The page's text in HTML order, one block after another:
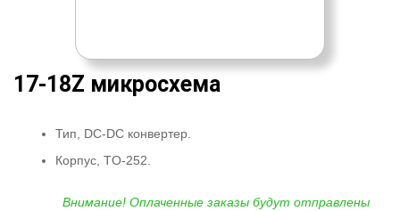
17-18Z микросхема
Тип, DC-DC конвертер.
Корпус, TO-252.
Внимание! Оплаченные заказы будут отправлены